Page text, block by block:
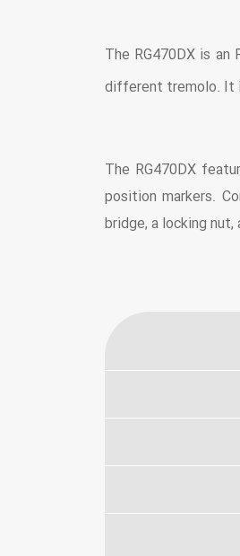
The RG470DX is
different tremolo. It
The RG470DX
position markers.
bridge, a locking